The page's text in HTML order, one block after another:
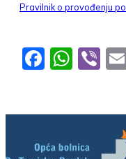
Pravilnik o provođenju